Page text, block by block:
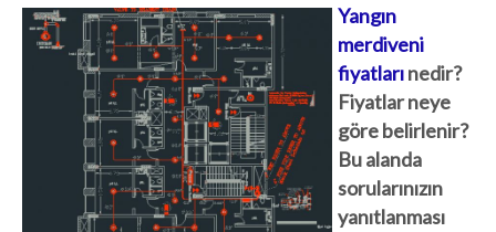
Yangın
merdiveni
fiyatlarınedir?
Fiyatlar neye
göre belirlenir?
Bu alanda
sorularınızın
yanıtlanması